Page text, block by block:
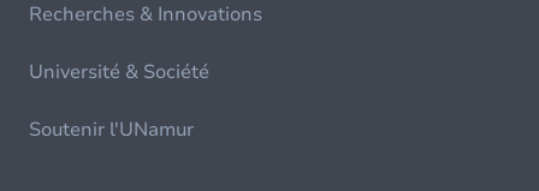
Recherches & Innovations
Université & Société
Soutenir l'UNamur